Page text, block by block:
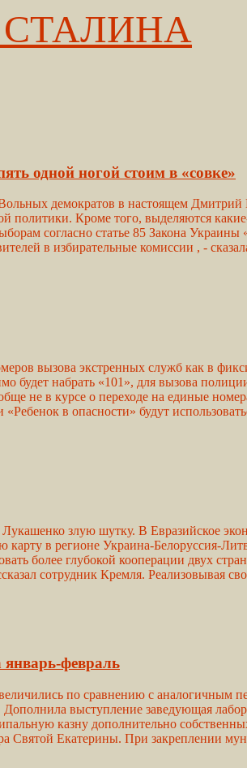
одной ногой стоим в «совке»
демократов в настоящем Дмитрий
политики. Кроме того, выделяются
согласно статье 85 Закона
в избирательные комиссии , -
вызова экстренных служб как в
будет набрать «101», для вызова
не в курсе о переходе на единые
в опасности» будут
злую шутку. В Евразийское
в регионе Украина-Белоруссия-
более глубокой кооперации двух
сотрудник Кремля. Реализовывая
январь-февраль
по сравнению с аналогичным
выступление заведующая
казну дополнительно
Святой Екатерины. При закреплении